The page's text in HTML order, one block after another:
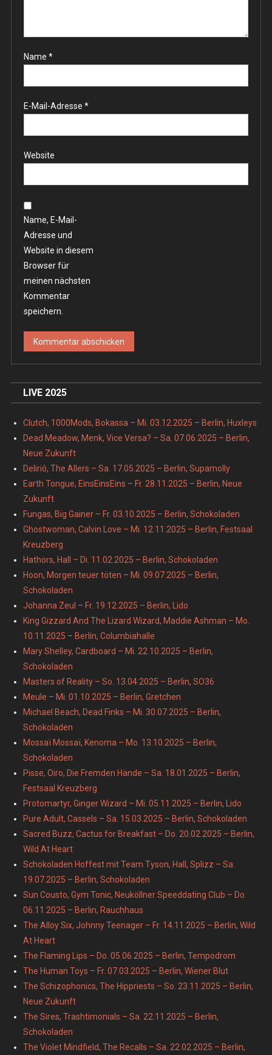
Name *
E-Mail-Adresse *
Website
Name, E-Mail-
Adresse und
Website in diesem
Browser für
meinen nächsten
Kommentar
speichern.
LIVE 2025
Clutch, 1000Mods, Bokassa – Mi. 03.12.2025 – Berlin, Huxleys
Dead Meadow, Menk, Vice Versa? – Sa. 07.06.2025 – Berlin,
Neue Zukunft
Deliriô, The Allers – Sa. 17.05.2025 – Berlin, Supamolly
Earth Tongue, EinsEinsEins – Fr. 28.11.2025 – Berlin, Neue
Zukunft
Fungas, Big Gainer – Fr. 03.10.2025 – Berlin, Schokoladen
Ghostwoman, Calvin Love – Mi. 12.11.2025 – Berlin, Festsaal
Kreuzberg
Hathors, Hall – Di. 11.02.2025 – Berlin, Schokoladen
Hoon, Morgen teuer töten – Mi. 09.07.2025 – Berlin,
Schokoladen
Johanna Zeul – Fr. 19.12.2025 – Berlin, Lido
King Gizzard And The Lizard Wizard, Maddie Ashman – Mo.
10.11.2025 – Berlin, Columbiahalle
Mary Shelley, Cardboard – Mi. 22.10.2025 – Berlin,
Schokoladen
Masters of Reality – So. 13.04.2025 – Berlin, SO36
Meule – Mi. 01.10.2025 – Berlin, Gretchen
Michael Beach, Dead Finks – Mi. 30.07.2025 – Berlin,
Schokoladen
Mossaï Mossaï, Kenoma – Mo. 13.10.2025 – Berlin,
Schokoladen
Pisse, Oiro, Die Fremden Hände – Sa. 18.01.2025 – Berlin,
Festsaal Kreuzberg
Protomartyr, Ginger Wizard – Mi. 05.11.2025 – Berlin, Lido
Pure Adult, Cassels – Sa. 15.03.2025 – Berlin, Schokoladen
Sacred Buzz, Cactus for Breakfast – Do. 20.02.2025 – Berlin,
Wild At Heart
Schokoladen Hoffest mit Team Tyson, Hall, Splizz – Sa.
19.07.2025 – Berlin, Schokoladen
Sun Cousto, Gym Tonic, Neuköllner Speeddating Club – Do.
06.11.2025 – Berlin, Rauchhaus
The Alloy Six, Johnny Teenager – Fr. 14.11.2025 – Berlin, Wild
At Heart
The Flaming Lips – Do. 05.06.2025 – Berlin, Tempodrom
The Human Toys – Fr. 07.03.2025 – Berlin, Wiener Blut
The Schizophonics, The Hippriests – So. 23.11.2025 – Berlin,
Neue Zukunft
The Sires, Trashtimonials – Sa. 22.11.2025 – Berlin,
Schokoladen
The Violet Mindfield, The Recalls – Sa. 22.02.2025 – Berlin,